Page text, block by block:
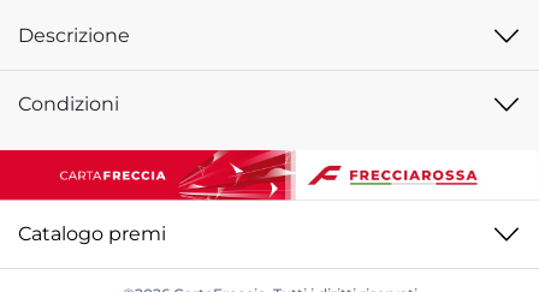
Descrizione
Condizioni
Catalogo premi